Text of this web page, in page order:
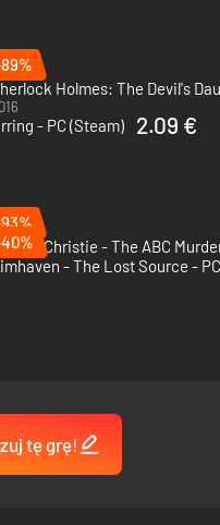
- PC (Steam)
2.09 €
- The Lost Source -
tę grę!